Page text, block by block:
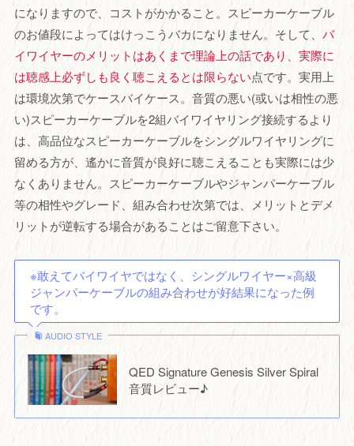
になりますので、コストがかかること。スピーカーケーブル
のお値段によってはけっこうバカになりません。そして、 バ
イワイヤーのメリットはあくまで理論上の話であり、実際に
は聴感上必ずしも良く聴こえるとは限らない点です。実用上
は環境次第でケースバイケース。音質の悪い(或いは相性の悪
い)スピーカーケーブルを2組バイワイヤリング接続するより
は、高品位なスピーカーケーブルをシングルワイヤリングに
留める方が、遙かに音質が良好に聴こえることも実際には少
なくありません。スピーカーケーブルやジャンパーケーブル
等の相性やグレード、組み合わせ次第では、メリットとデメ
リットが逆転する場合があることはご留意下さい。
※敢えてバイワイヤではなく、シングルワイヤー×高級
ジャンパーケーブルの組み合わせが好結果になった例
です。
AUDIO STYLE
QED Signature Genesis Silver Spiral
音質レビュー♪